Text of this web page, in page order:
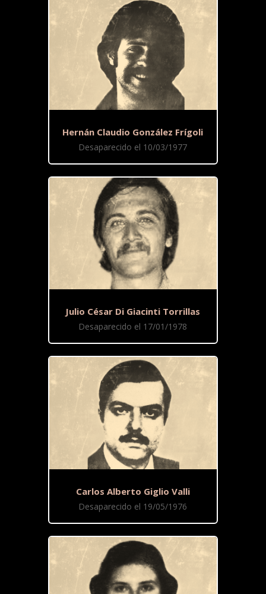
Hernán Claudio González Frígoli
Desaparecido el 10/03/1977
Julio César Di Giacinti Torrillas
Desaparecido el 17/01/1978
Carlos Alberto Giglio Valli
Desaparecido el 19/05/1976